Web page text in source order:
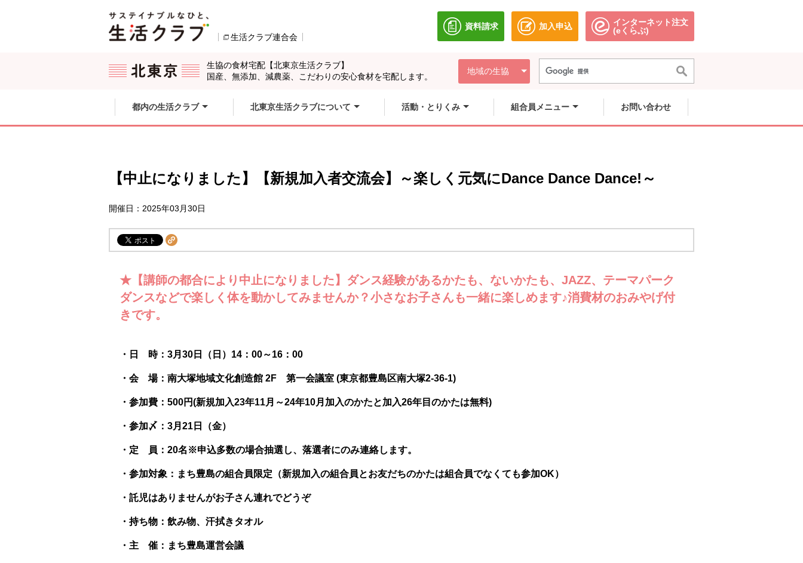
生活クラブ連合会
資料請求
別のウィンドウで開きます。
加入申込
別のウィンドウで開きます。
インターネット注文
(eくらぶ)別のウィンドウで開きます。
生協の食材宅配【北東京生活クラブ】
国産、無添加、減農薬、こだわりの安心食材を宅配します。
地域の生協
都内の生活クラブ 北東京生活クラブについて 活動・とりくみ 組合員メニュー お問い合わせ
【中止になりました】【新規加入者交流会】～楽しく元気にDance Dance Dance!～
開催日：2025年03月30日
★【講師の都合により中止になりました】ダンス経験があるかたも、ないかたも、JAZZ、テーマパーク
ダンスなどで楽しく体を動かしてみませんか？小さなお子さんも一緒に楽しめます♪消費材のおみやげ付
きです。
・日 時：3月30日（日）14：00～16：00
・会 場：南大塚地域文化創造館 2F 第一会議室 (東京都豊島区南大塚2-36-1)
・参加費：500円(新規加入23年11月～24年10月加入のかたと加入26年目のかたは無料)
・参加〆：3月21日（金）
・定 員：20名※申込多数の場合抽選し、落選者にのみ連絡します。
・参加対象：まち豊島の組合員限定（新規加入の組合員とお友だちのかたは組合員でなくても参加OK）
・託児はありませんがお子さん連れでどうぞ
・持ち物：飲み物、汗拭きタオル
・主 催：まち豊島運営会議